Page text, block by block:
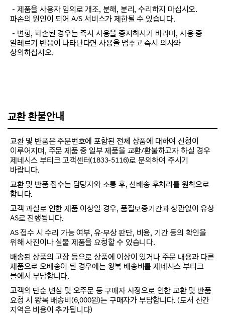
－제품을 사용자 임의로 개조, 분해, 분리, 수리하지 마십시오.
파손의 원인이 되어 A/S 서비스가 제한될 수 있습니다.
－변형, 파손된 경우는 즉시 사용을 중지하시기 바라며, 사용 중
알레르기 반응이 나타난다면 사용을 멈추고 즉시 의사와
상의하십시오.
교환 환불안내
교환 및 반품은 주문번호에 포함된 전체 상품에 대하여 신청이
이루어지며, 주문 제품 중 일부 제품을 교환/환불하고자 하실 경우
제네시스 부티크 고객센터(1833-5116)로 문의하여 주시기
바랍니다.
교환 및 반품 접수는 담당자와 소통 후, 선배송 후처리를 원칙으로
합니다.
고객 과실로 인한 제품 이상일 경우, 품질보증기간과 상관없이 유상
AS로 진행됩니다.
AS 접수 시 수리 가능 여부, 유·무상 판단, 비용, 기간 등의 확인을
위해 사진이나 실물 제품을 요청할 수 있습니다.
배송된 상품의 고장 등으로 상품에 이상이 있거나 주문 내용과 다른
제품으로 오배송이 된 경우에는 왕복 배송비를 제네시스 부티크
몰에서 부담합니다.
고객의 단순 변심 및 오주문 등 구매자 사정으로 인한 교환 및 반품
요청 시 왕복 배송비(6,000원)는 구매자가 부담합니다. (도서 산간
지역은 비용이 추가됩니다)